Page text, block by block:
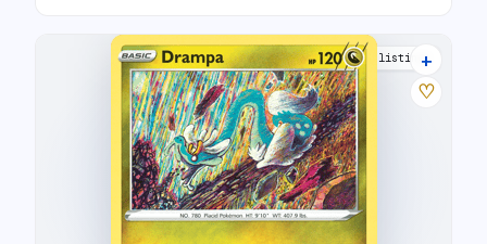
8 listings
+
♡